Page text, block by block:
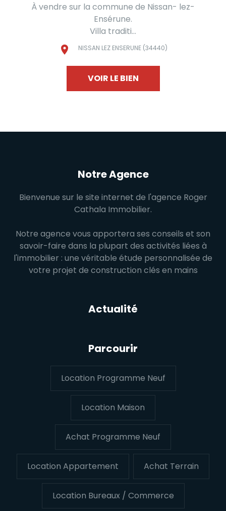
À vendre sur la commune de Nissan- lez-
Ensérune.
Villa traditi...
NISSAN LEZ ENSERUNE (34440)
VOIR LE BIEN
Notre Agence
Bienvenue sur le site internet de l'agence Roger
Cathala Immobilier.
Notre agence vous apportera ses conseils et son
savoir-faire dans la plupart des activités liées à
l'immobilier : une véritable étude personnalisée de
votre projet de construction clés en mains
Actualité
Parcourir
Location Programme Neuf
Location Maison
Achat Programme Neuf
Location Appartement Achat Terrain
Location Bureaux / Commerce